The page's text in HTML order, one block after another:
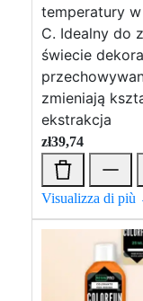
temperatury
C. Idealny do
świecie
zmieniają
ekstrakcja
zł39,74
Visualizza di più